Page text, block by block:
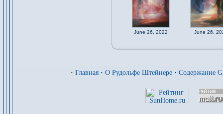
June 26, 2022 June 26,
· Главная · О Рудольфе Штейнере · Содержание